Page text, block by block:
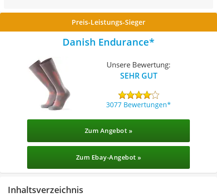
Preis-Leistungs-Sieger
Danish Endurance
Unsere Bewertung:
SEHR GUT
3077 Bewertungen
Zum Angebot »
Zum Ebay-Angebot »
Inhaltsverzeichnis